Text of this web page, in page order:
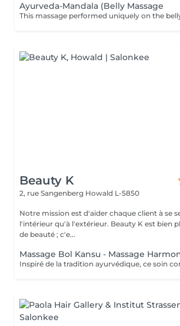
Ayurveda-Mandala (Belly Massage
Beauty K
2, rue Sangenberg Howald L-5850
Notre mission est d'aider chaque client à se
l'intérieur qu'à l'extérieur. Beauty K est bien
de beauté ; c'e...
Massage Bol Kansu - Massage